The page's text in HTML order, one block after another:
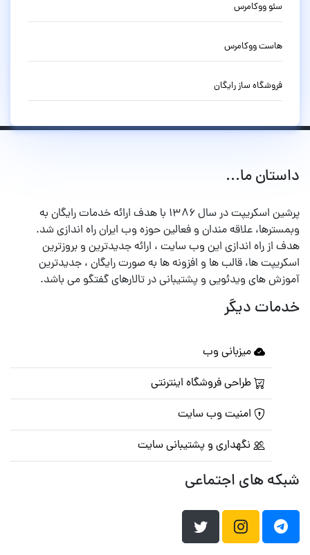
سئو ووکامرس
هاست ووکامرس
فروشگاه ساز رایگان
داستان ما...
پرشین اسکریپت در سال ۱۳۸۶ با هدف ارائه خدمات رایگان به
وبمسترها، علاقه مندان و فعالین حوزه وب ایران راه اندازی شد.
هدف از راه اندازی این وب سایت ، ارائه جدیدترین و بروزترین
اسکریپت ها، قالب ها و افزونه ها به صورت رایگان ، جدیدترین
آموزش های ویدئویی و پشتیبانی در تالارهای گفتگو می باشد.
خدمات دیگر
میزبانی وب
طراحی فروشگاه اینترنتی
امنیت وب سایت
نگهداری و پشتیبانی سایت
شبکه های اجتماعی